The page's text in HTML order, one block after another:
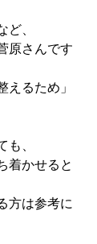
、
原さんです
えるため」
、
着かせると
方は参考に